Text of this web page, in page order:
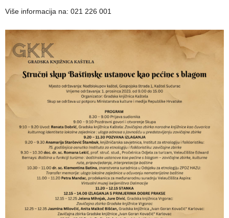
Više informacija na: 021 226 001